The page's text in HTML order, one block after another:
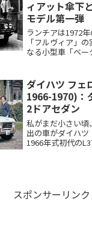
ィアット傘下
モデル第一弾
ランチアは1972年
「フルヴィア」
なる小型車「ベ
ダイハツ フェ
1966-1970)：
2ドアセダン
私がまだ小さい頃
出の車がダイハツ
1966年式初代の
スポンサーリンク